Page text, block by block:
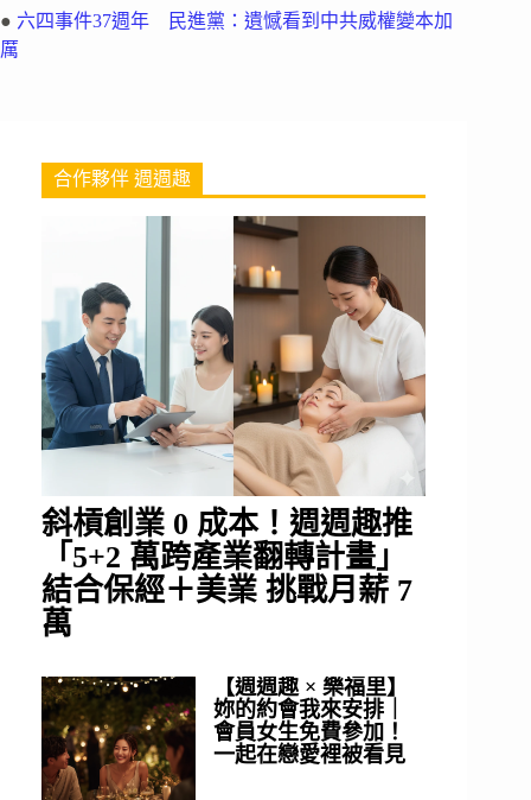
● 六四事件37週年 民進黨：遺憾看到中共威權變本加
厲
合作夥伴 週週趣
斜槓創業 0 成本！週週趣推
「5+2 萬跨產業翻轉計畫」
結合保經＋美業 挑戰月薪 7
萬
【週週趣 × 樂福里】
妳的約會我來安排｜
會員女生免費參加！
一起在戀愛裡被看見